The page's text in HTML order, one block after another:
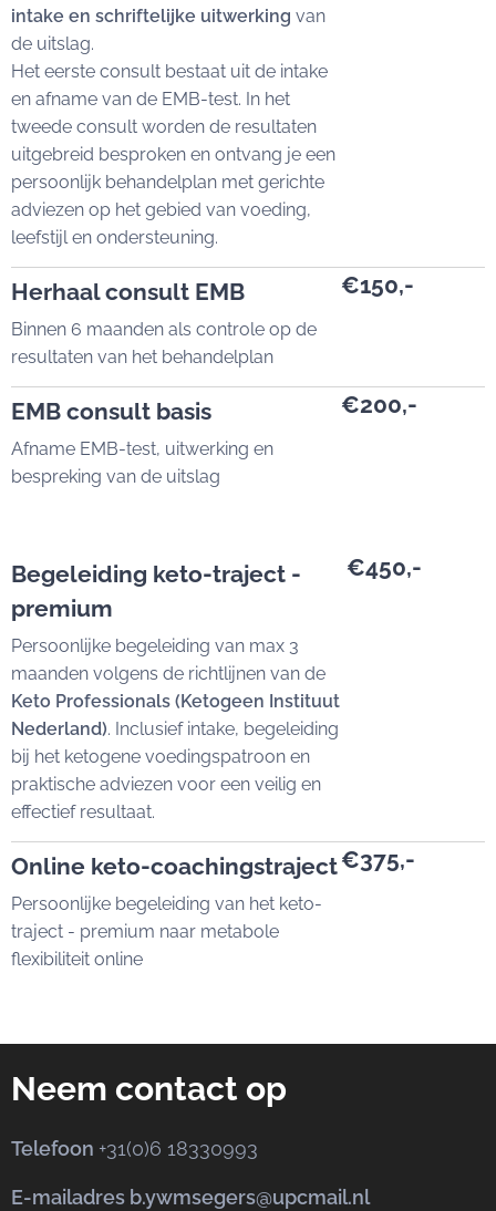
intake en schriftelijke uitwerking van
de uitslag.
Het eerste consult bestaat uit de intake
en afname van de EMB-test. In het
tweede consult worden de resultaten
uitgebreid besproken en ontvang je een
persoonlijk behandelplan met gerichte
adviezen op het gebied van voeding,
leefstijl en ondersteuning.
Herhaal consult EMB
Binnen 6 maanden als controle op de
resultaten van het behandelplan
€150,-
EMB consult basis
Afname EMB-test, uitwerking en
bespreking van de uitslag
€200,-
Begeleiding keto-traject -
premium
Persoonlijke begeleiding van max 3
maanden volgens de richtlijnen van de
Keto Professionals (Ketogeen Instituut
Nederland). Inclusief intake, begeleiding
bij het ketogene voedingspatroon en
praktische adviezen voor een veilig en
effectief resultaat.
€450,-
Online keto-coachingstraject
Persoonlijke begeleiding van het keto-
traject - premium naar metabole
flexibiliteit online
€375,-
Neem contact op
Telefoon +31(0)6 18330993
E-mailadres b.ywmsegers@upcmail.nl